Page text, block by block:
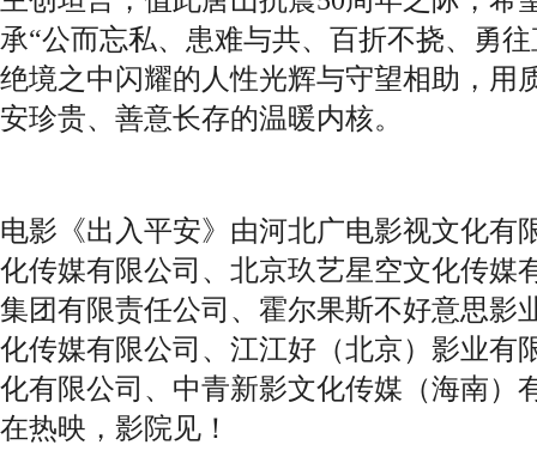
承“公而忘私、患难与共、百折不挠、勇
绝境之中闪耀的人性光辉与守望相助，用
安珍贵、善意长存的温暖内核。
电影《出入平安》由河北广电影视文化有
化传媒有限公司、北京玖艺星空文化传媒
集团有限责任公司、霍尔果斯不好意思影
化传媒有限公司、江江好（北京）影业有
化有限公司、中青新影文化传媒（海南）
在热映，影院见！